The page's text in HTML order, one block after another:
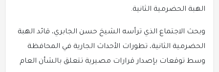
الهبة الحضرمية الثانية.
وبحث الاجتماع الذي ترأسه الشيخ حسن الجابري، قائد الهبة
الحضرمية الثانية، تطورات الأحداث الجارية في المحافظة
وسط توقعات بإصدار قرارات مصيرية تتعلق بالشأن العام